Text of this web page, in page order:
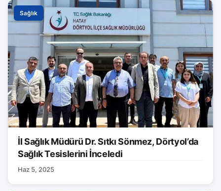
Sağlık
İl Sağlık Müdürü Dr. Sıtkı Sönmez, Dörtyol’da
Sağlık Tesislerini İnceledi
Haz 5, 2025